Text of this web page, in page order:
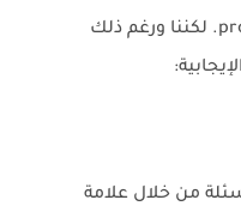
بك باستخدام الإصدار برو pro version. لكننا ورغم ذلك
من خلال علامة